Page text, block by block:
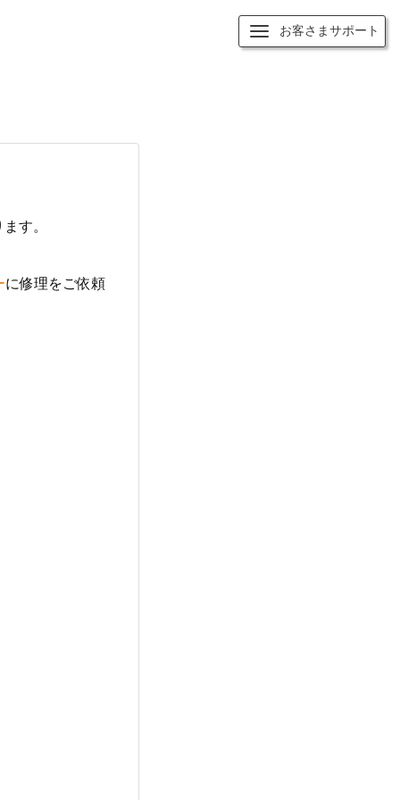
お客さまサポート
す。
に修理をご依頼